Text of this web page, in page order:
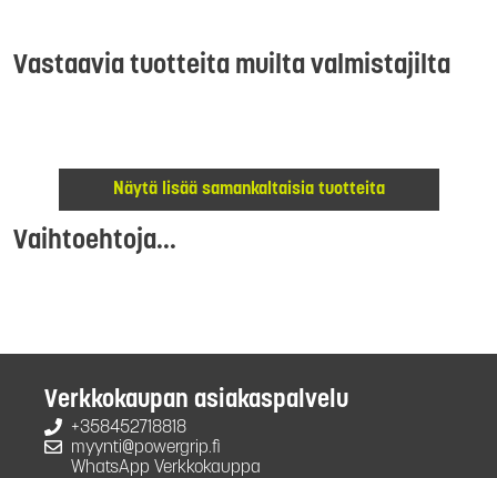
Vastaavia tuotteita muilta valmistajilta
Näytä lisää samankaltaisia tuotteita
Vaihtoehtoja...
Verkkokaupan asiakaspalvelu
+358452718818
myynti@powergrip.fi
WhatsApp Verkkokauppa